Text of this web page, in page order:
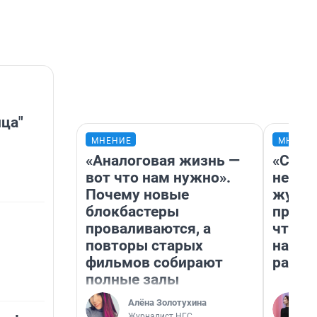
МНЕНИЕ
«Аналоговая жизнь —
вот что нам нужно».
Почему новые
блокбастеры
проваливаются, а
повторы старых
фильмов собирают
полные залы
Алёна Золотухина
на
ради